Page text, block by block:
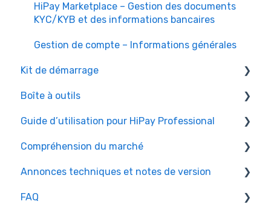
Kit de démarrage
HiPay Marketplace – Gestion des documents
KYC/KYB et des informations bancaires
Gestion de compte – Informations générales
Kit de démarrage
HiPay Marketplace - Cash-out
HiPay Enterprise - Cash-in
Boîte à outils
Outils d’intégration – Informations générales
Modules d’intégration, modules d’extension et
Guide d’utilisation pour HiPay Professional
HiPay Professional pour les marchands
HiPay Professional pour les utilisateurs finaux
HiPay Enterprise – Transactions section
Compréhension du marché
Guides
Annonces techniques et notes de version
Politiques et lignes directrices
FAQ